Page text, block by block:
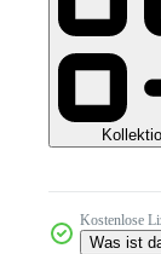
Kostenlose
Was ist